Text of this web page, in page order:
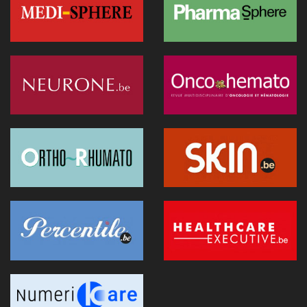
acides gras mono- et poly-insaturés
19 janvier 2026 - 14:33